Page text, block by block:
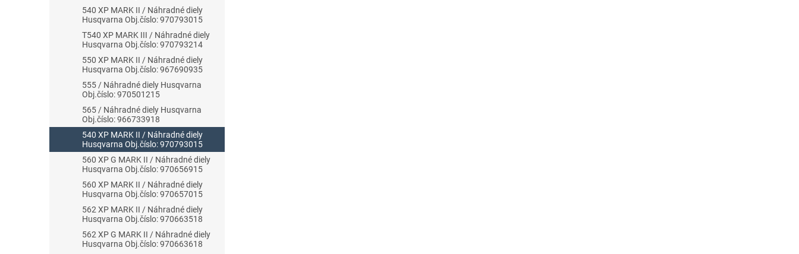
540 XP MARK II / Náhradné diely
Husqvarna Obj.číslo: 970793015
T540 XP MARK III / Náhradné diely
Husqvarna Obj.číslo: 970793214
550 XP MARK II / Náhradné diely
Husqvarna Obj.číslo: 967690935
555 / Náhradné diely Husqvarna
Obj.číslo: 970501215
565 / Náhradné diely Husqvarna
Obj.číslo: 966733918
540 XP MARK II / Náhradné diely
Husqvarna Obj.číslo: 970793015
560 XP G MARK II / Náhradné diely
Husqvarna Obj.číslo: 970656915
560 XP MARK II / Náhradné diely
Husqvarna Obj.číslo: 970657015
562 XP MARK II / Náhradné diely
Husqvarna Obj.číslo: 970663518
562 XP G MARK II / Náhradné diely
Husqvarna Obj.číslo: 970663618